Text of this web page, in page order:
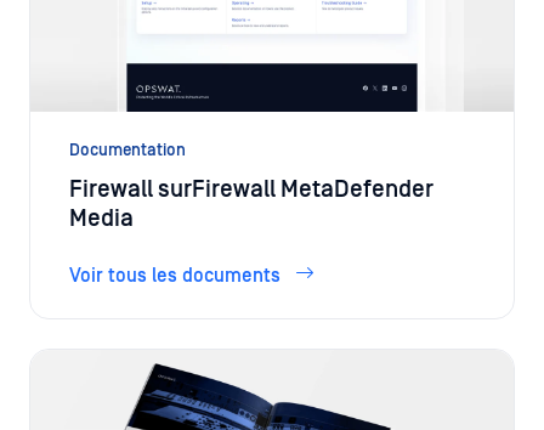
Documentation
Firewall surFirewall MetaDefender
Media
Voir tous les documents